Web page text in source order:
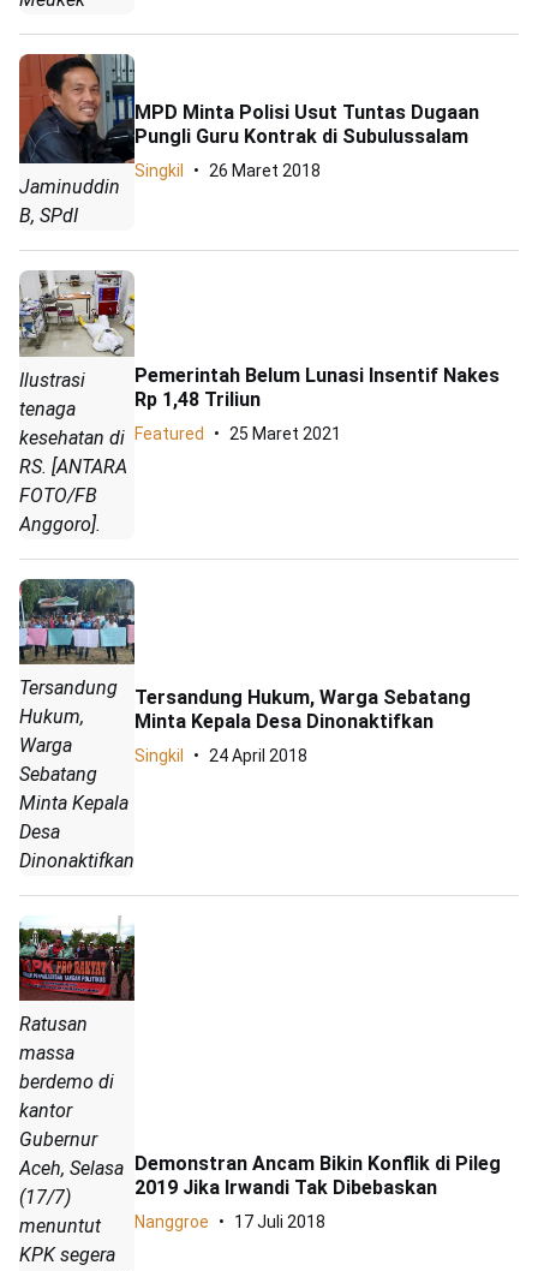
Jaminuddin
B, SPdI
MPD Minta Polisi Usut Tuntas Dugaan
Pungli Guru Kontrak di Subulussalam
Singkil 26 Maret 2018
Ilustrasi
tenaga
kesehatan di
RS. [ANTARA
FOTO/FB
Anggoro].
Pemerintah Belum Lunasi Insentif Nakes
Rp 1,48 Triliun
Featured 25 Maret 2021
Tersandung
Hukum,
Warga
Sebatang
Minta Kepala
Desa
Dinonaktifkan
Tersandung Hukum, Warga Sebatang
Minta Kepala Desa Dinonaktifkan
Singkil 24 April 2018
Ratusan
massa
berdemo di
kantor
Gubernur
Aceh, Selasa
(17/7)
menuntut
KPK segera
Demonstran Ancam Bikin Konflik di Pileg
2019 Jika Irwandi Tak Dibebaskan
Nanggroe 17 Juli 2018